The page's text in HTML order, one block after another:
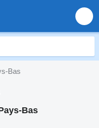
Bas
Bas